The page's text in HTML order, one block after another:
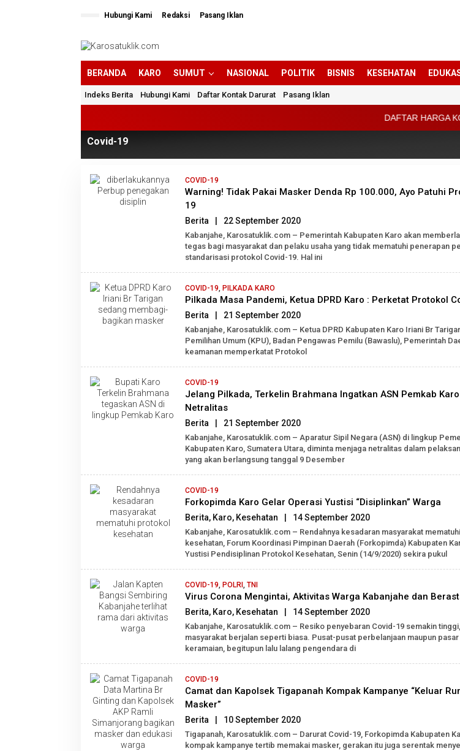
Hubungi Kami Redaksi Pasang Iklan
BERANDA KARO SUMUT NASIONAL POLITIK BISNIS KESEHATAN
Indeks Berita Hubungi Kami Daftar Kontak Darurat Pasang Iklan
DAFTAR HARGA
Covid-19
COVID-19
Warning! Tidak Pakai Masker Denda Rp 100.000, Ayo Patuhi
19
Berita 22 September 2020oleh
Robert
Tarigan
SH
Kabanjahe, Karosatuklik.com – Pemerintah Kabupaten Karo akan
tegas bagi masyarakat dan pelaku usaha yang tidak mematuhi penerapan
standarisasi protokol Covid-19. Hal ini
COVID-19, PILKADA KARO
Pilkada Masa Pandemi, Ketua DPRD Karo : Perketat Protokol
Berita 21 September 2020oleh
Robert
Tarigan
SH
Kabanjahe, Karosatuklik.com – Ketua DPRD Kabupaten Karo Iriani Br
Pemilihan Umum (KPU), Badan Pengawas Pemilu (Bawaslu), Pemerintah
keamanan memperkatat Protokol
COVID-19
Jelang Pilkada, Terkelin Brahmana Ingatkan ASN Pemkab
Netralitas
Berita 21 September 2020oleh
Robert
Tarigan
SH
Kabanjahe, Karosatuklik.com – Aparatur Sipil Negara (ASN) di lingkup
Kabupaten Karo, Sumatera Utara, diminta menjaga netralitas dalam
yang akan berlangsung tanggal 9 Desember
COVID-19
Forkopimda Karo Gelar Operasi Yustisi “Disiplinkan” Warga
Berita, Karo, Kesehatan 14 September 2020oleh
Robert
Tarigan
SH
Kabanjahe, Karosatuklik.com – Rendahnya kesadaran masyarakat
kesehatan, Forum Koordinasi Pimpinan Daerah (Forkopimda) Kabupaten
Yustisi Pendisiplinan Protokol Kesehatan, Senin (14/9/2020) sekira pukul
COVID-19, POLRI , TNI
Virus Corona Mengintai, Aktivitas Warga Kabanjahe dan
Berita, Karo, Kesehatan 14 September 2020oleh
Robert
Tarigan
Kabanjahe, Karosatuklik.com – Resiko penyebaran Covid-19 semakin
masyarakat berjalan seperti biasa. Pusat-pusat perbelanjaan maupun
keramaian, begitupun lalu lalang pengendara di
COVID-19
Camat dan Kapolsek Tigapanah Kompak Kampanye “Keluar
Masker”
Berita 10 September 2020oleh
Robert
Tarigan
Tigapanah, Karosatuklik.com – Darurat Covid-19, Forkopimda Kabupaten
kompak kampanye tertib memakai masker, gerakan itu juga serentak